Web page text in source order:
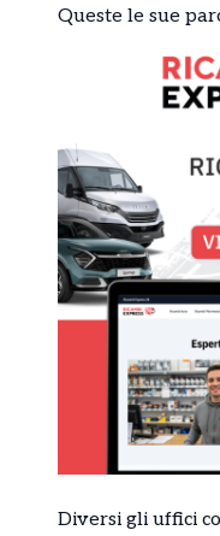
Queste le sue
Diversi gli uffici